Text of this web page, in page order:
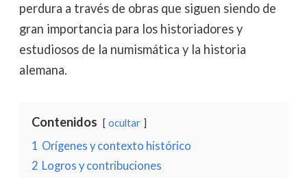
perdura a través de obras que siguen siendo de
gran importancia para los historiadores y
estudiosos de la numismática y la historia
alemana.
Contenidos ocultar
1 Orígenes y contexto histórico
2 Logros y contribuciones